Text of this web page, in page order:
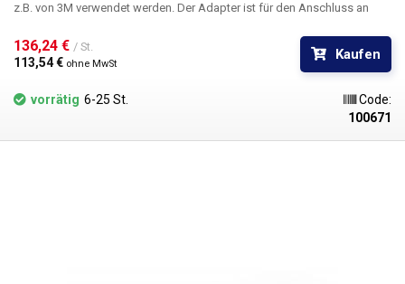
z.B. von 3M verwendet werden. Der Adapter ist für den Anschluss an
Die beiden Dosierkolben sind fest mit dem großen Innenkolben
verbunden und fahren gleichzeitig aus; dies gewährleistet eine
vollkommen gleichmäßige Dosierung auch bei unterschiedlichen
Viskositäten der beiden Komponenten des abzugebenden chemischen
136,24 € / St.
113,54 € ohne MwSt
Kaufen
vorrätig 6-25 St.
Code:
100671